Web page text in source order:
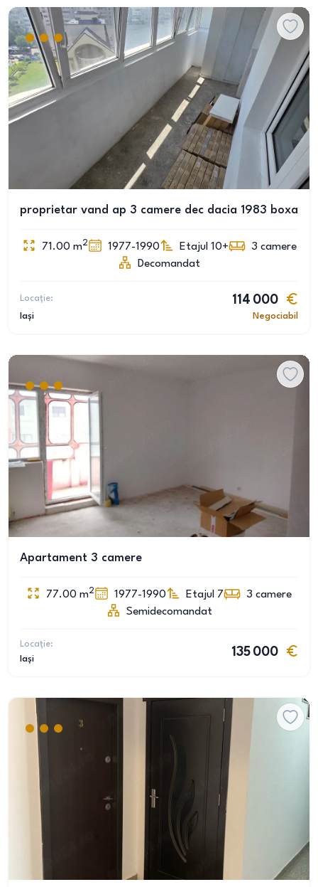
proprietar vand ap 3 camere dec dacia 1983 boxa
71.00 m2 1977-1990 Etajul 10+ 3 camere
Decomandat
Locație:
Iași
114 000
Negociabil
Apartament 3 camere
77.00 m2 1977-1990 Etajul 7 3 camere
Semidecomandat
Locație:
Iași
135 000